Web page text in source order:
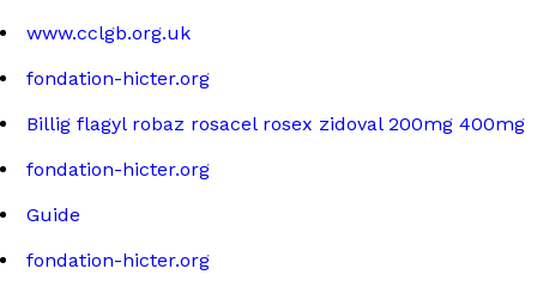
www.cclgb.org.uk
fondation-hicter.org
Billig flagyl robaz rosacel rosex zidoval 200mg 400mg
fondation-hicter.org
Guide
fondation-hicter.org